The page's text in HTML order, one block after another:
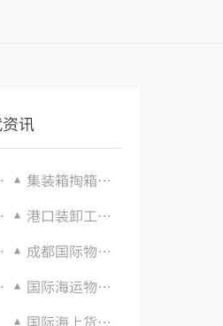
讯
集装箱掏箱操作规范：货物卸载顺序与安全要求
港口装卸工艺创新与提升
成都国际物流发票的一大功效
国际海运物流未来发展展望
国际海上货物跟踪追踪技术